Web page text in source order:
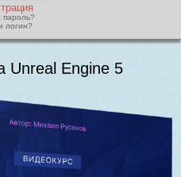
логин?
Unreal Engine 5